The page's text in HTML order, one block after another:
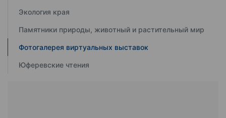
Экология края
Памятники природы, животный и растительный мир
Фотогалерея виртуальных выставок
Юферевские чтения